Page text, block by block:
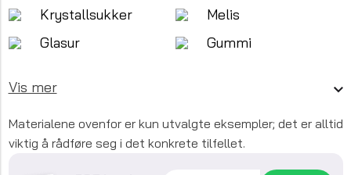
Krystallsukker
Melis
Glasur
Gummi
Vis mer
Materialene ovenfor er kun utvalgte eksempler; det er alltid
viktig å rådføre seg i det konkrete tilfellet.